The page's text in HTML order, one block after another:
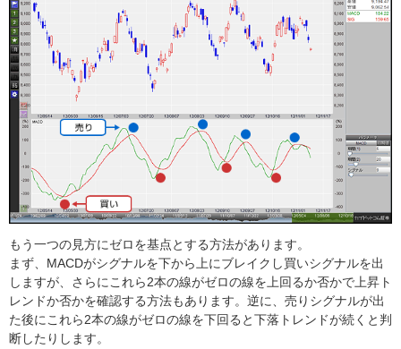
もう一つの見方にゼロを基点とする方法があります。
まず、MACDがシグナルを下から上にブレイクし買いシグナルを出
しますが、さらにこれら2本の線がゼロの線を上回るか否かで上昇ト
レンドか否かを確認する方法もあります。逆に、売りシグナルが出
た後にこれら2本の線がゼロの線を下回ると下落トレンドが続くと判
断したりします。